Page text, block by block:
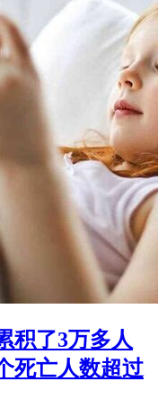
积了3万多人
死亡人数超过